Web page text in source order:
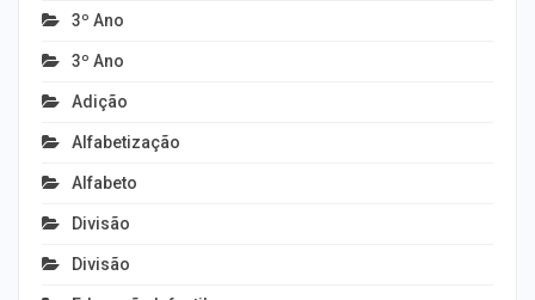
3º Ano
3º Ano
Adição
Alfabetização
Alfabeto
Divisão
Divisão